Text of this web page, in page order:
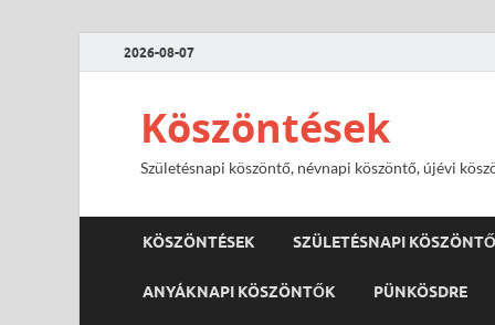
2026-08-07
Köszöntések
Születésnapi köszöntő, névnapi köszöntő, újévi
KÖSZÖNTÉSEK SZÜLETÉSNAPI KÖSZÖNTŐ
ANYÁKNAPI KÖSZÖNTŐK PÜNKÖSDRE